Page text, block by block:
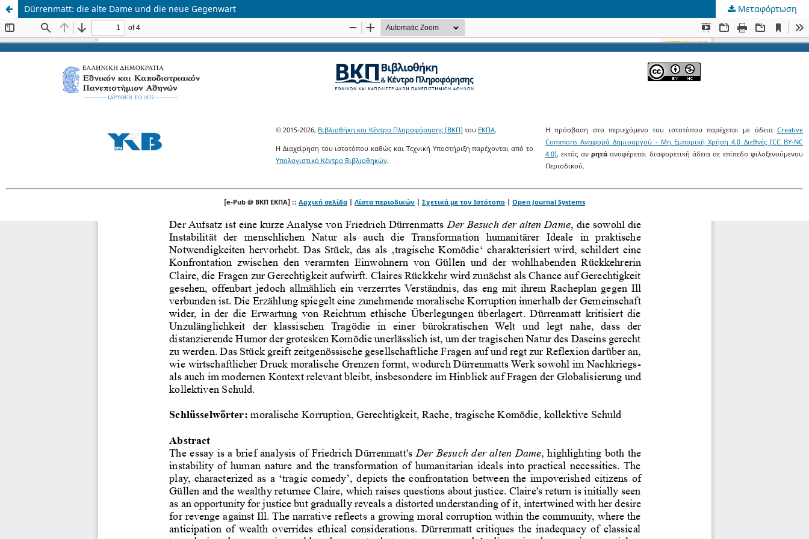
Dürrenmatt: die alte Dame und die neue Gegenwart Μεταφόρτωση
© 2015-2026, Βιβλιοθήκη και Κέντρο Πληροφόρησης (ΒΚΠ) του ΕΚΠΑ.
Η Διαχείρηση του ιστοτόπου καθώς και Τεχνική Υποστήριξη παρέχονται από το
Υπολογιστικό Κέντρο Βιβλιοθηκών.
Η πρόσβαση στο περιεχόμενο του ιστοτόπου παρέχεται με άδεια Creative
Commons Αναφορά Δημιουργού - Μη Εμπορική Χρήση 4.0 Διεθνές (CC BY-NC
4.0), εκτός αν ρητά αναφέρεται διαφορετική άδεια σε επίπεδο φιλοξενούμενου
Περιοδικού.
[e-Pub @ ΒΚΠ ΕΚΠΑ] :: Αρχική σελίδα | Λίστα περιοδικών | Σχετικά με τον Ιστότοπο | Open Journal Systems